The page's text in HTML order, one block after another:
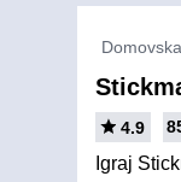
4.9
Igraj